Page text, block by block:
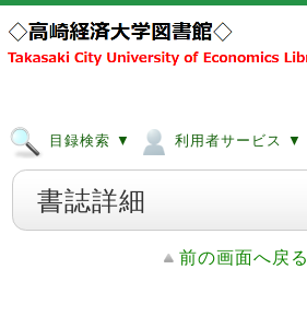
目録検索 ▼ 利用者サービス ▼
書誌詳細
前の画面へ戻る